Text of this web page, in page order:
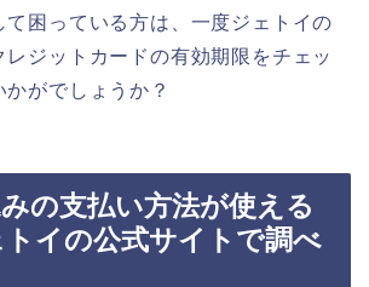
て困っている方は、一度ジェトイの
レジットカードの有効期限をチェッ
がでしょうか？
の支払い方法が使える
イの公式サイトで調べ